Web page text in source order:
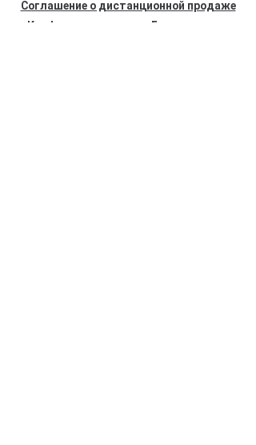
Соглашение о дистанционной продаже
Конфиденциальность Безопасность